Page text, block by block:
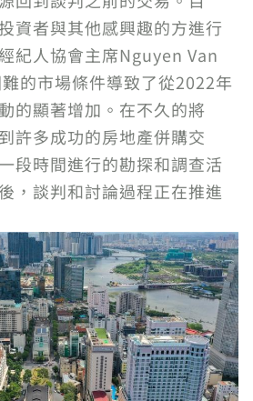
資者與其他感興趣的方進行
紀人協會主席Nguyen Van
的市場條件導致了從2022年
的顯著增加。在不久的將
許多成功的房地產併購交
段時間進行的勘探和調查活
，談判和討論過程正在推進